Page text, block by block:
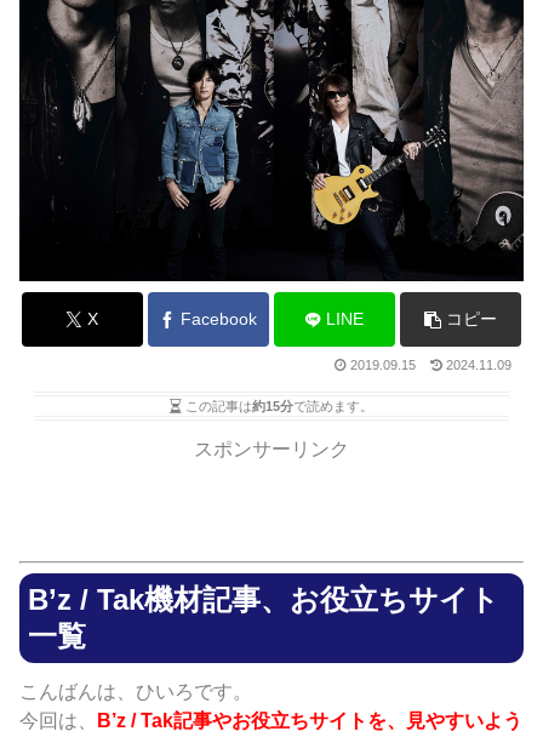
X Facebook LINE コピー
2019.09.15 2024.11.09
この記事は約15分で読めます。
スポンサーリンク
B’z / Tak機材記事、お役立ちサイト
一覧
こんばんは、ひいろです。
今回は、
B’z / Tak記事やお役立ちサイトを、見やすいよう